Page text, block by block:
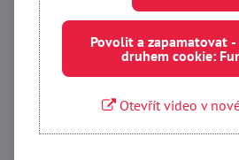
Externí
Povolit a zapamatovat
druhem cookie:
Otevřít video v